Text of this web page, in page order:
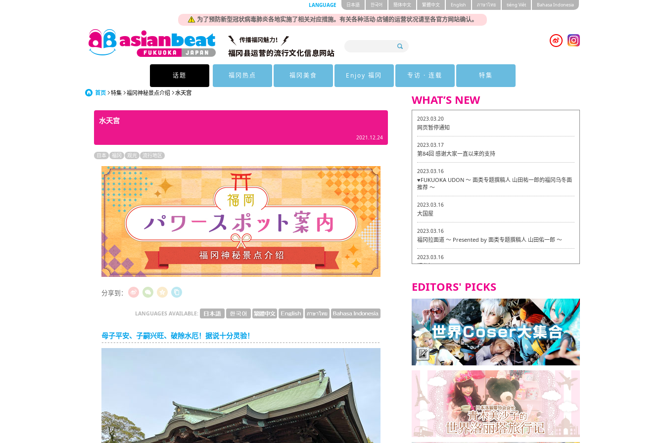
为了预防新型冠状病毒肺炎各地实施了相关对应措施。有关各种活动·店铺的运营状况请至各官方网站确认。
LANGUAGE 日本語 한국어 簡体中文 繁體中文 English ภาษาไทย tiéng Viêt Bahasa Indonesia
话题 福冈热点 福冈美食 Enjoy 福冈 专访 · 连载 特集
首页 特集 福冈神秘景点介绍 水天宫
水天宫
2021.12.24
日本 福冈 观光 流行地区
分享到：
LANGUAGES AVAILABLE:
母子平安、子嗣兴旺、破除水厄！据说十分灵验！
WHAT’S NEW
2023.03.20
网页暂停通知
2023.03.17
第84回 感谢大家一直以来的支持
2023.03.16
♥FUKUOKA UDON ～ 面类专题撰稿人 山田祐一郎的福冈乌冬面
推荐 ～
2023.03.16
大国屋
2023.03.16
福冈拉面道 〜 Presented by 面类专题撰稿人 山田佑一郎 〜
2023.03.16
福龙轩
2023.03.07
Isogiyokarazu 博多总店 〜 严格素食主义・素食主义者的菜单试
的试吃之旅 in 福冈市！〜
2023.03.07
严格素食主义・素食主义者的菜单试的试吃之旅 in 福冈市！
2023.03.02
Little Stand 大名店 〜 严格素食主义・素食主义者的菜单试的试
吃之旅 in 福冈市！〜
2023.02.28
东筑轩 折尾本社乌冬店
EDITORS' PICKS